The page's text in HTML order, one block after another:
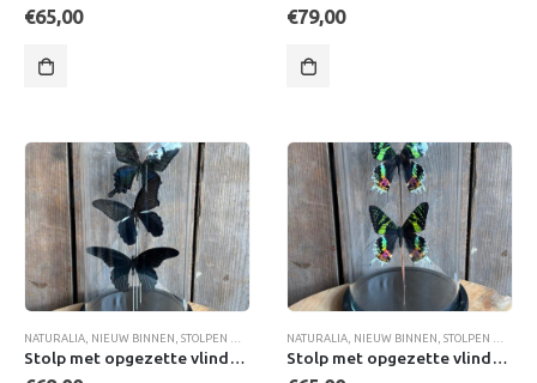
€65,00 €79,00
NATURALIA, NIEUW BINNEN , STOLPEN MET VLINDERS
Stolp met opgezette vlinders Maackii
NATURALIA, NIEUW BINNEN , STOLPEN MET VLINDERS
Stolp met opgezette vlinders Urania